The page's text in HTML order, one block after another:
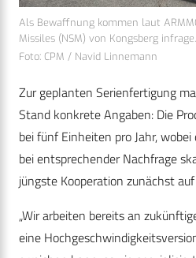
Als Bewaffnung kommen laut
Missiles (NSM) von Kongsberg infrage.
Foto: CPM / Navid Linnemann
Zur geplanten Serienfertigung
Stand konkrete Angaben: Die
bei fünf Einheiten pro Jahr,
bei entsprechender Nachfrage
jüngste Kooperation zunächst
„Wir arbeiten bereits an
eine